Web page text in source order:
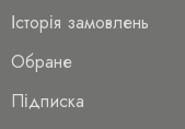
Історія замовлень
Обране
Підписка